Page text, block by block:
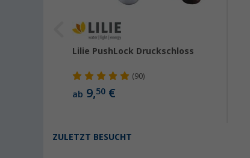
Lilie PushLock Druckschloss
(90)
ab 9,50 €
ZULETZT BESUCHT